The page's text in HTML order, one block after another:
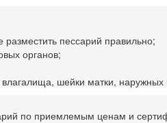
пессарий правильно;
органов;
шейки матки, наружных
по приемлемым ценам и